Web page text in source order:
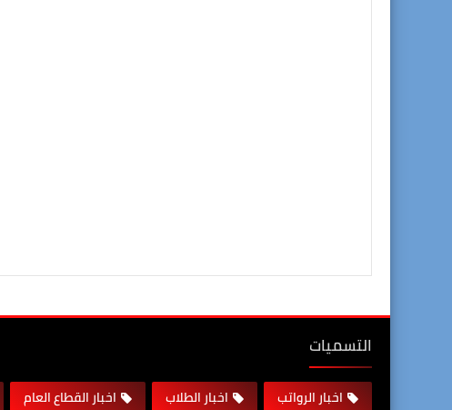
التسميات
اخبار الرواتب اخبار الطلاب اخبار القطاع العام